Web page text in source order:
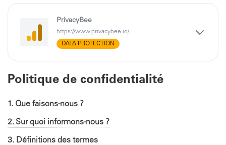
PrivacyBee
https://www.privacybee.io/
DATA PROTECTION
Politique de confidentialité
1. Que faisons-nous ?
2. Sur quoi informons-nous ?
3. Définitions des termes